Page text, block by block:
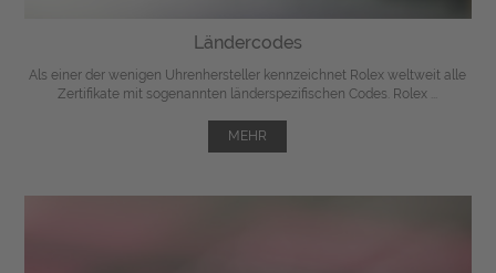
Ländercodes
Als einer der wenigen Uhrenhersteller kennzeichnet Rolex weltweit alle
Zertifikate mit sogenannten länderspezifischen Codes. Rolex ...
MEHR